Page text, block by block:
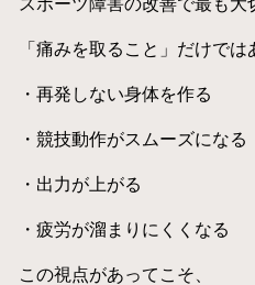
「痛みを取ること」だけでは
・再発しない身体を作る
・競技動作がスムーズになる
・出力が上がる
・疲労が溜まりにくくなる
この視点があってこそ、